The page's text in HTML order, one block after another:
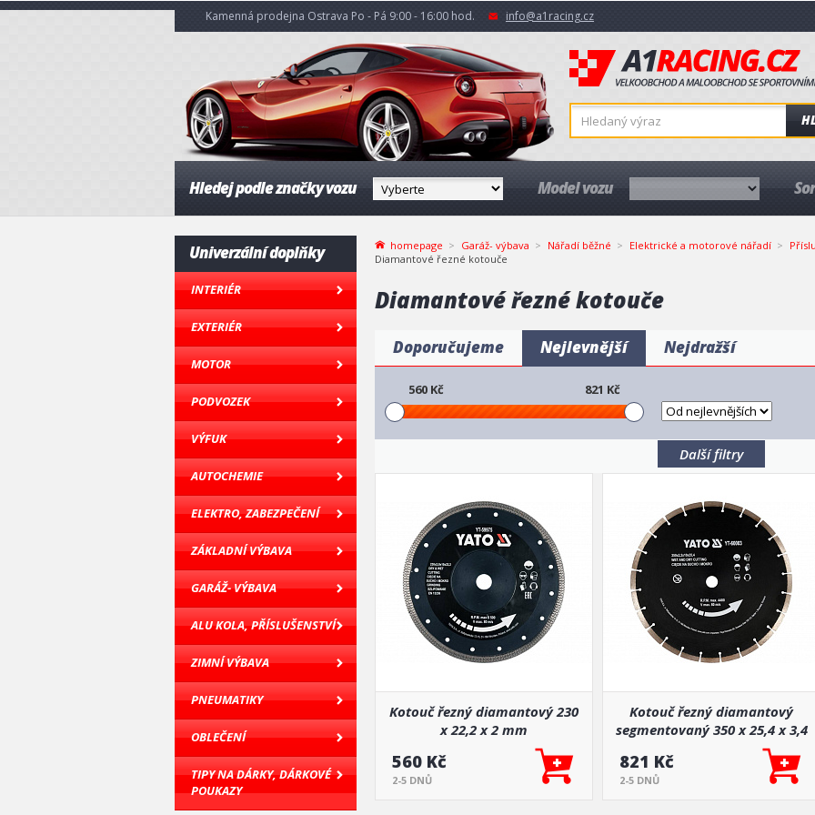
Kamenná prodejna Ostrava Po - Pá 9:00 - 16:00 hod. info@a1racing.cz
Hledej podle značky vozu Model vozu
Univerzální doplňky
INTERIÉR
EXTERIÉR
MOTOR
PODVOZEK
VÝFUK
AUTOCHEMIE
ELEKTRO, ZABEZPEČENÍ
ZÁKLADNÍ VÝBAVA
GARÁŽ- VÝBAVA
ALU KOLA, PŘÍSLUŠENSTVÍ
ZIMNÍ VÝBAVA
PNEUMATIKY
OBLEČENÍ
TIPY NA DÁRKY, DÁRKOVÉ
POUKAZY
homepage Garáž- výbava Nářadí běžné Elektrické a motorové nářadí
Diamantové řezné kotouče
Diamantové řezné kotouče
Doporučujeme Nejlevnější Nejdražší
560 Kč 821 Kč
Další filtry
Kotouč řezný diamantový 230
x 22,2 x 2 mm
560 Kč
2-5 DNŮ
Kotouč řezný diamantový
segmentovaný 350 x 25,4 x 3,4
821 Kč
2-5 DNŮ